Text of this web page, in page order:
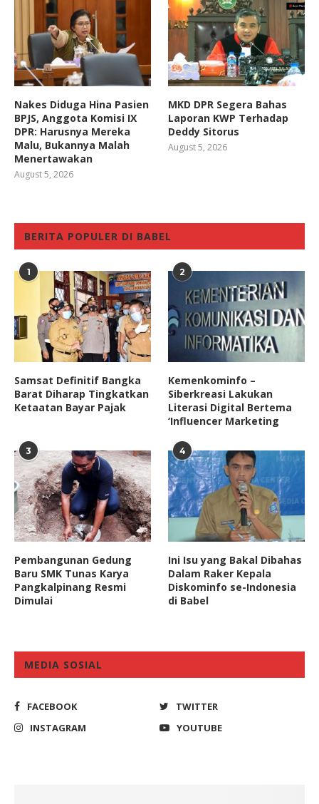
Nakes Diduga Hina Pasien
BPJS, Anggota Komisi IX
DPR: Harusnya Mereka
Malu, Bukannya Malah
Menertawakan
August 5, 2026
MKD DPR Segera Bahas
Laporan KWP Terhadap
Deddy Sitorus
August 5, 2026
BERITA POPULER DI BABEL
1
Samsat Definitif Bangka
Barat Diharap Tingkatkan
Ketaatan Bayar Pajak
2
Kemenkominfo –
Siberkreasi Lakukan
Literasi Digital Bertema
‘Influencer Marketing
3
Pembangunan Gedung
Baru SMK Tunas Karya
Pangkalpinang Resmi
Dimulai
4
Ini Isu yang Bakal Dibahas
Dalam Raker Kepala
Diskominfo se-Indonesia
di Babel
MEDIA SOSIAL
FACEBOOK
TWITTER
INSTAGRAM
YOUTUBE